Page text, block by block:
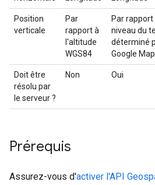
Position
verticale
Par
rapport à
l'altitude
WGS84
Par rapport
niveau du
déterminé
Google
Doit être
résolu par
le serveur ?
Non Oui
Prérequis
Assurez-vous d'activer l'API